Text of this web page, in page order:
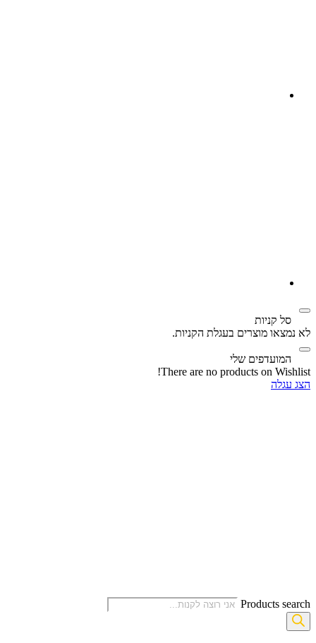
סל קניות‬
לא נמצאו מוצרים בעגלת הקניות.
המועדפים שלי
There are no products on Wishlist!
הצג עגלה
Products search